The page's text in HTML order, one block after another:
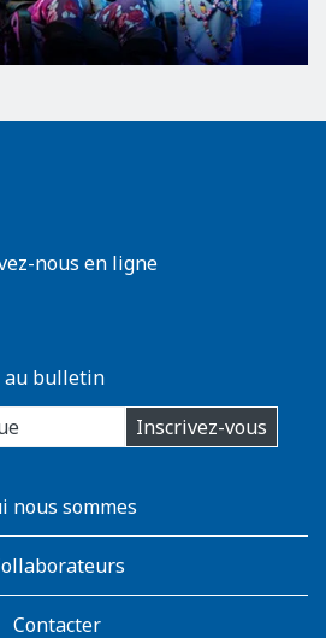
nous en ligne
au bulletin
Inscrivez-vous
nous sommes
Contacter